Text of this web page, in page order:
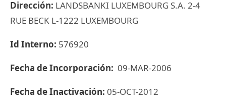
Dirección: LANDSBANKI LUXEMBOURG S.A. 2-4
RUE BECK L-1222 LUXEMBOURG
Id Interno: 576920
Fecha de Incorporación: 09-MAR-2006
Fecha de Inactivación: 05-OCT-2012